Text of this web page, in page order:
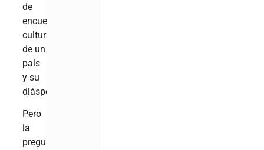
de
encuentro
cultural
de un
país
y su
diáspora.
Pero
la
pregunta